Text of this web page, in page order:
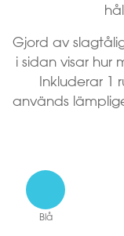
Gjord av
i sidan visar hur
Inkluderar 1
används
Blå